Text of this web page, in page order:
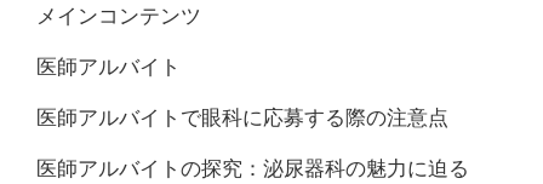
メインコンテンツ
医師アルバイト
医師アルバイトで眼科に応募する際の注意点
医師アルバイトの探究：泌尿器科の魅力に迫る